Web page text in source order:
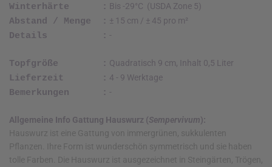
Winterhärte : Bis -29°C (USDA Zone 5)
Abstand / Menge : ± 15 cm / ± 45 pro m²
Details : -
Topfgröße : Quadratisch 9 cm, Inhalt 0,5 Liter
Lieferzeit : 4 - 9 Werktage
Bemerkungen : -
Allgemeine Info Gattung Hauswurz (Sempervivum):
Hauswurz ist eine Gattung von immergrünen, sukkulenten
Pflanzen. Ihre Form ist wunderschön symmetrisch und sie haben
tolle Farben. Die Hauswurz ist ausgezeichnet in Steingärten, Trögen,